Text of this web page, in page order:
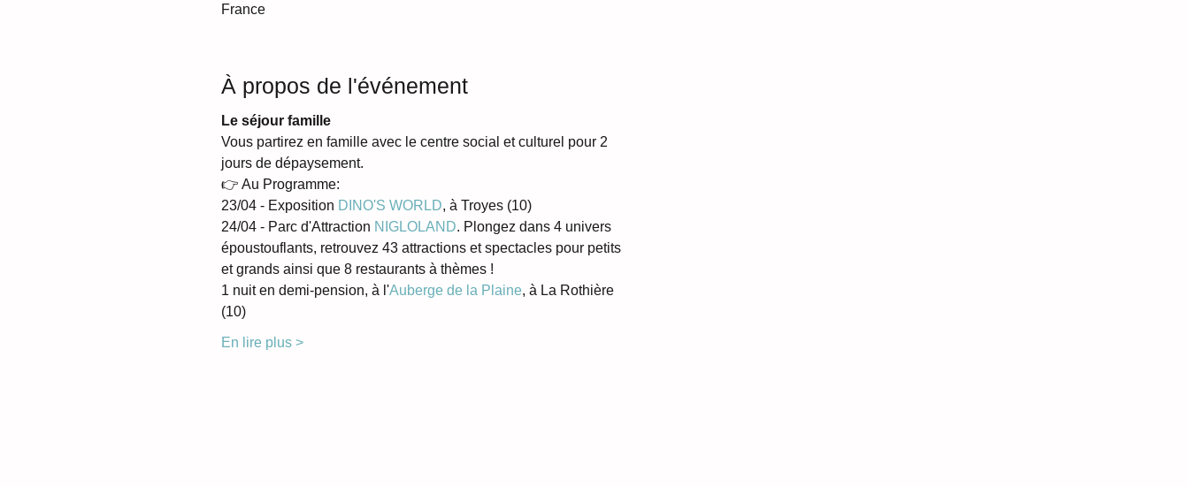
France
À propos de l'événement
Le séjour famille
Vous partirez en famille avec le centre social et culturel pour 2
jours de dépaysement.
👉 Au Programme:
23/04 - Exposition DINO'S WORLD, à Troyes (10)
24/04 - Parc d'Attraction NIGLOLAND. Plongez dans 4 univers
époustouflants, retrouvez 43 attractions et spectacles pour petits
et grands ainsi que 8 restaurants à thèmes !
1 nuit en demi-pension, à l'Auberge de la Plaine, à La Rothière
(10)
En lire plus >